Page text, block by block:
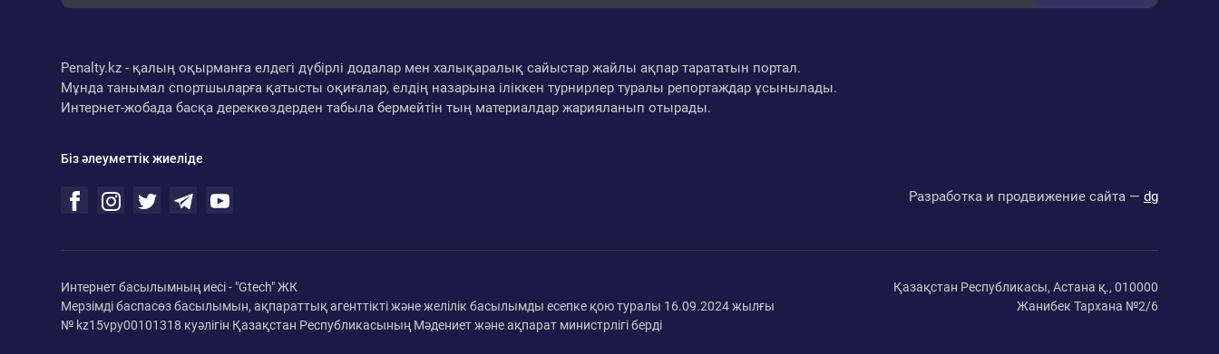
Penalty.kz - қалың оқырманға елдегі дүбірлі додалар мен халықаралық сайыстар жайлы ақпар тарататын портал.
Мұнда танымал спортшыларға қатысты оқиғалар, елдің назарына іліккен турнирлер туралы репортаждар ұсынылады.
Интернет-жобада басқа дереккөздерден табыла бермейтін тың материалдар жарияланып отырады.
Біз әлеуметтік жиеліде
Разработка и продвижение сайта — dg
Интернет басылымның иесі - "Gtech" ЖК
Мерзімді баспасөз басылымын, ақпараттық агенттікті және желілік басылымды есепке қою туралы 16.09.2024 жылғы
№ kz15vpy00101318 куәлігін Қазақстан Республикасының Мәдениет және ақпарат министрлігі берді
Қазақстан Республикасы, Астана қ., 010000
Жанибек Тархана №2/6